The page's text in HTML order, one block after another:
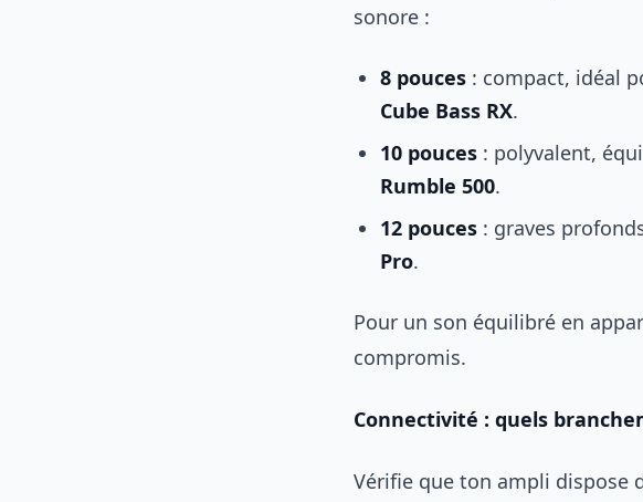
sonore :
8 pouces : compact, idéal
Cube Bass RX.
10 pouces : polyvalent,
Rumble 500.
12 pouces : graves
Pro.
Pour un son équilibré en
compromis.
Connectivité : quels
Vérifie que ton ampli dispose